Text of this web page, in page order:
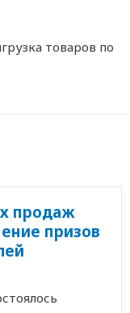
товаров по
продаж
призов